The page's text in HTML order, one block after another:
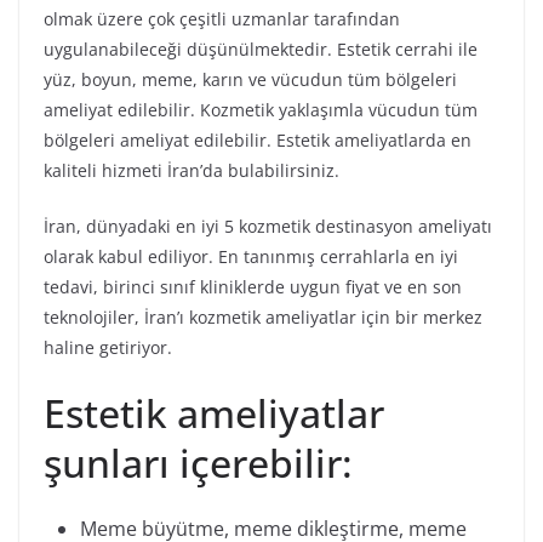
olmak üzere çok çeşitli uzmanlar tarafından
uygulanabileceği düşünülmektedir. Estetik cerrahi ile
yüz, boyun, meme, karın ve vücudun tüm bölgeleri
ameliyat edilebilir. Kozmetik yaklaşımla vücudun tüm
bölgeleri ameliyat edilebilir. Estetik ameliyatlarda en
kaliteli hizmeti İran’da bulabilirsiniz.
İran, dünyadaki en iyi 5 kozmetik destinasyon ameliyatı
olarak kabul ediliyor. En tanınmış cerrahlarla en iyi
tedavi, birinci sınıf kliniklerde uygun fiyat ve en son
teknolojiler, İran’ı kozmetik ameliyatlar için bir merkez
haline getiriyor.
Estetik ameliyatlar
şunları içerebilir:
Meme büyütme, meme dikleştirme, meme